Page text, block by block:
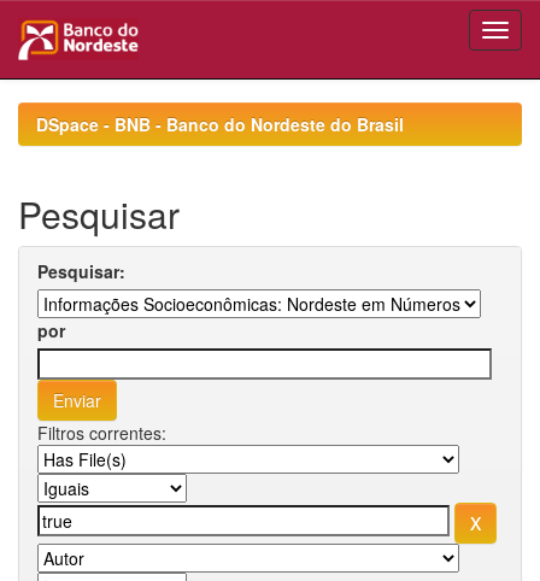
navigationDSpace - BNB - Banco do Nordeste do Brasil
Pesquisar
Pesquisar:
por
Filtros correntes: